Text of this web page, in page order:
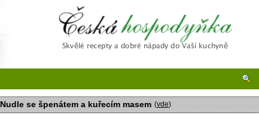
Česká hospodyňka
Nudle se špenátem a kuřecím masem (vde)